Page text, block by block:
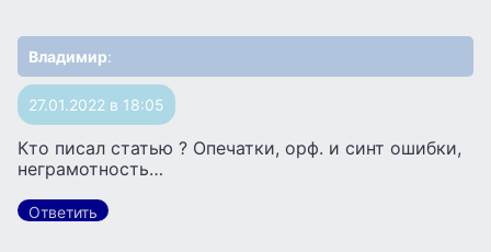
Владимир:
27.01.2022 в 18:05
Кто писал статью ? Опечатки, орф. и синт ошибки,
неграмотность…
Ответить